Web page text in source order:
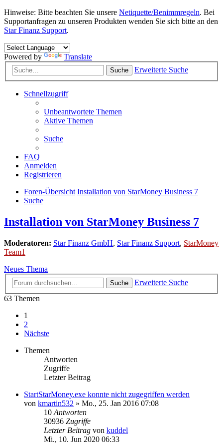
Hinweise: Bitte beachten Sie unsere Netiquette/Benimmregeln. Bei
Supportanfragen zu unseren Produkten wenden Sie sich bitte an den
Star Finanz Support.
Powered by Translate
Suche Erweiterte Suche
Schnellzugriff
Unbeantwortete Themen
Aktive Themen
Suche
FAQ
Anmelden
Registrieren
Foren-Übersicht Installation von StarMoney Business 7
Suche
Installation von StarMoney Business 7
Moderatoren: Star Finanz GmbH, Star Finanz Support, StarMoney
Team1
Neues Thema
Suche
Erweiterte Suche
63 Themen
1
2
Nächste
Themen
Antworten
Zugriffe
Letzter Beitrag
StartStarMoney.exe konnte nicht zugegriffen werden
von kmartin532 » Mo., 25. Jan 2016 07:08
10 Antworten
30936 Zugriffe
Letzter Beitrag von kuddel
Mi., 10. Jun 2020 06:33